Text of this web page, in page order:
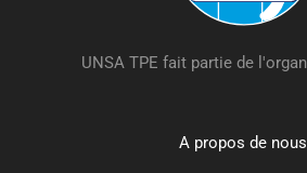
UNSA TPE fait partie de
A propos de nous